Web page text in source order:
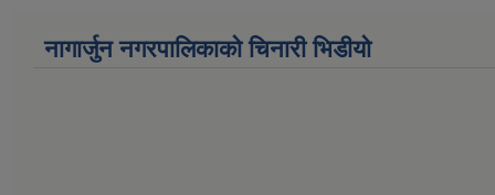
नागार्जुन नगरपालिकाको चिनारी भिडीयो